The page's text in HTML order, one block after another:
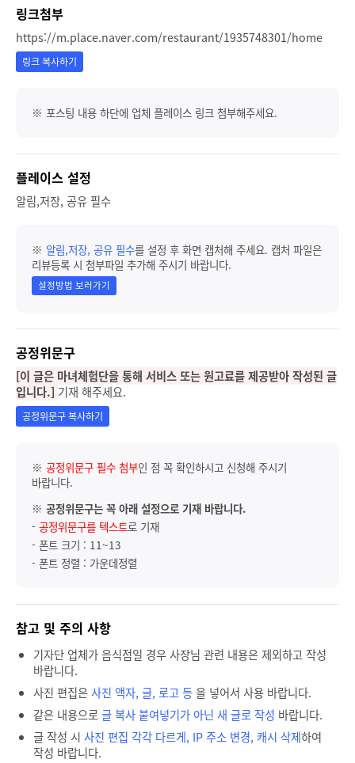
링크첨부
https://m.place.naver.com/restaurant/1935748301/home
링크 복사하기
※ 포스팅 내용 하단에 업체 플레이스 링크 첨부해주세요.
플레이스 설정
알림,저장, 공유 필수
※ 알림,저장, 공유 필수를 설정 후 화면 캡처해 주세요. 캡처 파일은
리뷰등록 시 첨부파일 추가해 주시기 바랍니다.
설정방법 보러가기
공정위문구
[이 글은 마녀체험단을 통해 서비스 또는 원고료를 제공받아 작성된 글
입니다.] 기재 해주세요.
공정위문구 복사하기
※ 공정위문구 필수 첨부인 점 꼭 확인하시고 신청해 주시기
바랍니다.
※ 공정위문구는 꼭 아래 설정으로 기재 바랍니다.
- 공정위문구를 텍스트로 기재
- 폰트 크기 : 11~13
- 폰트 정렬 : 가운데정렬
참고 및 주의 사항
기자단 업체가 음식점일 경우 사장님 관련 내용은 제외하고 작성
바랍니다.
사진 편집은사진 액자, 글, 로고 등을 넣어서 사용 바랍니다.
같은 내용으로글 복사 붙여넣기가 아닌 새 글로 작성 바랍니다.
글 작성 시 사진 편집 각각 다르게, IP 주소 변경, 캐시 삭제하여
작성 바랍니다.